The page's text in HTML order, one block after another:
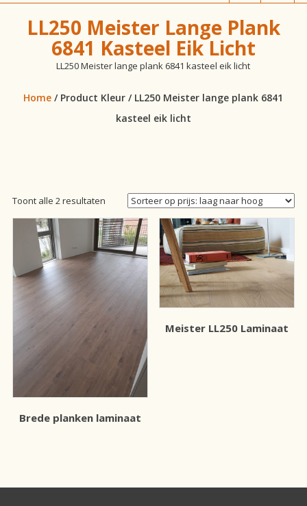
vloeren!
LL250 Meister Lange Plank
6841 Kasteel Eik Licht
LL250 Meister lange plank 6841 kasteel eik licht
Home / Product Kleur / LL250 Meister lange plank 6841
kasteel eik licht
Toont alle 2 resultatenGesorteerd
op
prijs:
laag
hoog
Brede planken laminaat
Meister LL250 Laminaat